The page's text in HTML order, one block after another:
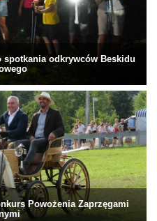
spotkania odkrywców Beskidu
Powożenia Zaprzęgami